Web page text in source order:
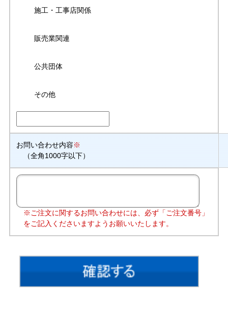
施工・工事店関係
販売業関連
公共団体
その他
お問い合わせ内容※
（全角1000字以下）
※ご注文に関するお問い合わせには、必ず「ご注文番号」
をご記入くださいますようお願いいたします。